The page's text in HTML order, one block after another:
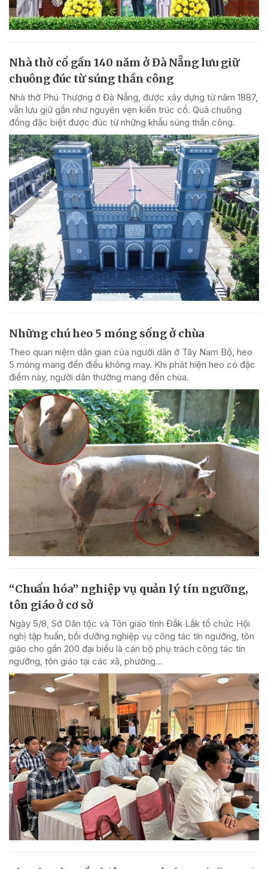
Nhà thờ cổ gần 140 năm ở Đà Nẵng lưu giữ
chuông đúc từ súng thần công
Nhà thờ Phú Thượng ở Đà Nẵng, được xây dựng từ năm 1887,
vẫn lưu giữ gần như nguyên vẹn kiến trúc cổ. Quả chuông
đồng đặc biệt được đúc từ những khẩu súng thần công.
Những chú heo 5 móng sống ở chùa
Theo quan niệm dân gian của người dân ở Tây Nam Bộ, heo
5 móng mang đến điều không may. Khi phát hiện heo có đặc
điểm này, người dân thường mang đến chùa.
“Chuẩn hóa” nghiệp vụ quản lý tín ngưỡng,
tôn giáo ở cơ sở
Ngày 5/8, Sở Dân tộc và Tôn giáo tỉnh Đắk Lắk tổ chức Hội
nghị tập huấn, bồi dưỡng nghiệp vụ công tác tín ngưỡng, tôn
giáo cho gần 200 đại biểu là cán bộ phụ trách công tác tín
ngưỡng, tôn giáo tại các xã, phường...